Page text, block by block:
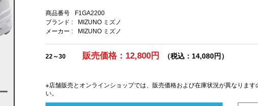
商品番号
F1GA2200
ブランド :
MIZUNO ミズノ
メーカー :
MIZUNO ミズノ
22～30 販売価格：12,800円 （税込：14,080円）
※店舗販売とオンラインショップでは、販売価格および在庫状況が異なります
い。